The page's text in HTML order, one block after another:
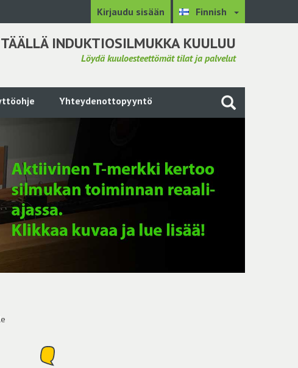
Kirjaudu sisään Finnish
TÄÄLLÄ INDUKTIOSILMUKKA KUULUU
Löydä kuuloesteettömät tilat ja palvelut
Yhteydenottopyyntö